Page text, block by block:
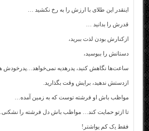
ﺍﻳﻨﻘﺪﺭ ﺍﻳﻦ ﻃﻼی ﺑﺎ ﺍﺭﺯﺵ ﺭﺍ ﺑﻪ ﺭﺥ ﻧﻜﺸﻴﺪ …
ﻗﺪﺭﺵ ﺭﺍ ﺑﺪﺍﻧﻴﺪ …
ﺍﺯﻛﻨﺎﺭﺵ ﺑﻮﺩﻥ ﻟﺬﺕ ﺑﺒﺮﻳﺪ،
ﺩﺳﺘﺎﻧﺶ ﺭﺍ ﺑﺒﻮﺳﻴﺪ،
ﺳﺎعت‌ها ﻧﮕﺎﻫﺶ ﻛﻨﻴﺪ، ﭘﺪﺭﻫﺪﻳﻪ نمی‌خوﺍﻫﺪ…ﭘﺪﺭﺧﻮﺩﺵ
ﺍﺯﺩﺳﺘﺶ ﻧﺪﻫﻴﺪ، ﺑﺮﺍﻳﺶ ﻭﻗﺖ ﺑﮕﺬﺍﺭﻳﺪ.
ﻣﻮﺍﻇﺐ ﺑﺎﺵ ﺍﻭ ﻓﺮﺷﺘﻪ ﺗﻮﺳﺖ ﻛﻪ ﺑﻪ ﺯﻣﻴﻦ ﺁﻣﺪﻩ…
ﺗﺎ ﺍﺯﺗﻮ ﺣﻤﺎﻳﺖ ﻛﻨﺪ… ﻣﻮﺍﻇﺐ ﺑﺎﺵ ﺩﻝ ﻓﺮﺷﺘﻪ ﺭﺍ
ﻓﻘﻂ ﻳک ﻛﻢ ﻳﻮﺍﺷﺘﺮ!